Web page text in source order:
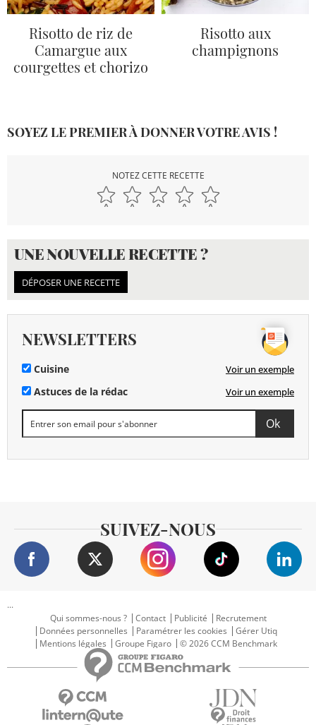
Risotto de riz de
Camargue aux
courgettes et chorizo
Risotto aux
champignons
SOYEZ LE PREMIER À DONNER VOTRE AVIS !
NOTEZ CETTE RECETTE
UNE NOUVELLE RECETTE ?
DÉPOSER UNE RECETTE
NEWSLETTERS
Cuisine Voir un exemple
Astuces de la rédac Voir un exemple
SUIVEZ-NOUS
...
Qui sommes-nous ?
Contact Publicité
Recrutement
Données personnelles
Paramétrer les cookies
Gérer Utiq
Mentions légales
Groupe Figaro © 2026 CCM Benchmark